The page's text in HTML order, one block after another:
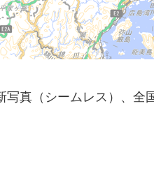
写真（シームレス）、全